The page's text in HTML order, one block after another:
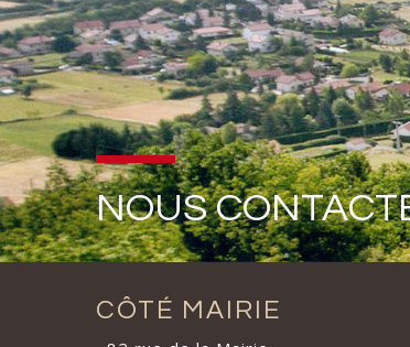
NOUS
CÔTÉ MAIRIE